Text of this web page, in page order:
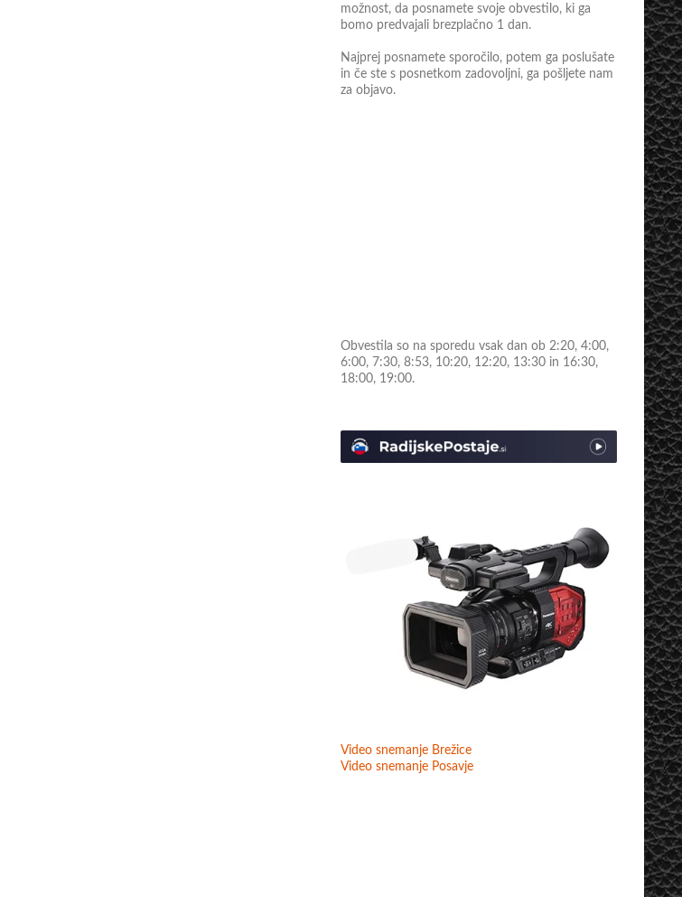
možnost, da posnamete svoje obvestilo, ki ga
bomo predvajali brezplačno 1 dan.
Najprej posnamete sporočilo, potem ga poslušate
in če ste s posnetkom zadovoljni, ga pošljete nam
za objavo.
Obvestila so na sporedu vsak dan ob 2:20, 4:00,
6:00, 7:30, 8:53, 10:20, 12:20, 13:30 in 16:30,
18:00, 19:00.
Video snemanje Brežice
Video snemanje Posavje